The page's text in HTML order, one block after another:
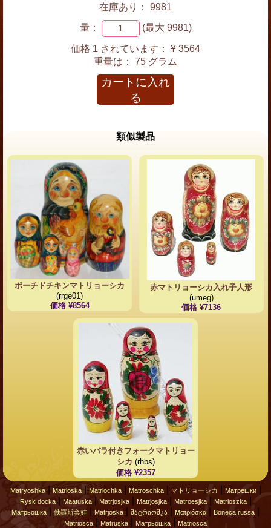
在庫あり： 9981
量： (最大 9981)
価格 1 されています：
¥ 3564
重量は： 75 グラム
カートに入れ
る
類似製品
ポーチドチキンマトリョーシカ
(rrge01)
価格 ¥8564
赤マトリョーシカ入れ子人形
(umeg)
価格 ¥7136
赤いバラ付きフォークマトリョー
シカ (rhbs)
価格 ¥2357
Matryoshka| Matrioska| Matriochka| Matroschka| マトリョーシカ Матрешки|
Rysk docka| Maatuska| Matrjosjka| Matrjosjka| Matroesjka| Matrioszka|
Матрьошка 俄羅斯套娃 Matrjoska მატრიოშკა Ματριόσκα Boneca russa
Matriosca Matruska Матрьошка Matriosca